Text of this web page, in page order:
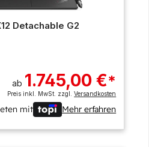
Detachable G2
ab 1.745,00 €*
Preis inkl. MwSt. zzgl.Versandkosten
mit Mehr erfahren